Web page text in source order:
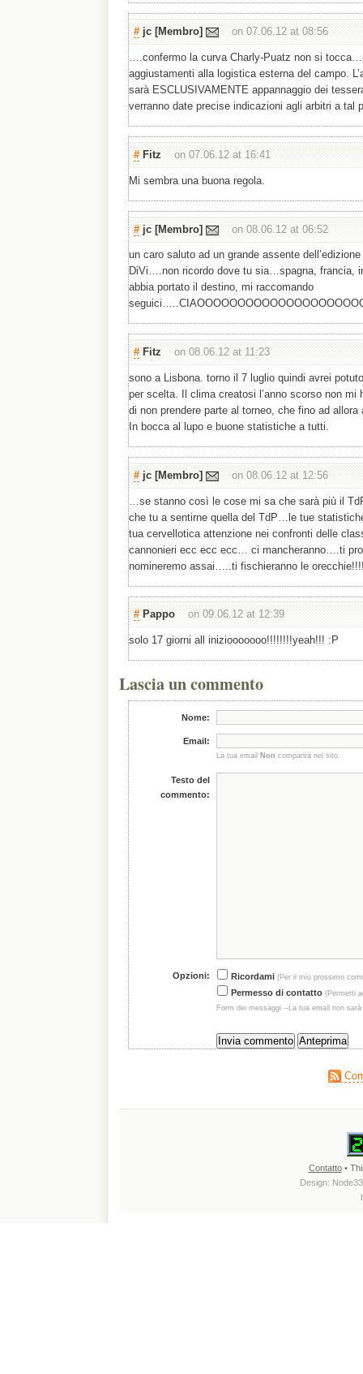
# jc [Membro] on 07.06.12 at 08:56
….confermo la curva Charly-Puatz non si
aggiustamenti alla logistica esterna del campo.
sarà ESCLUSIVAMENTE appannaggio dei
verranno date precise indicazioni agli arbitri a tal
# Fitz on 07.06.12 at 16:41
Mi sembra una buona regola.
# jc [Membro] on 08.06.12 at 06:52
un caro saluto ad un grande assente
DiVi….non ricordo dove tu sia…spagna, francia,
abbia portato il destino, mi raccomando
# Fitz on 08.06.12 at 11:23
sono a Lisbona. torno il 7 luglio quindi avrei
per scelta. Il clima creatosi l’anno scorso non
di non prendere parte al torneo, che fino ad
In bocca al lupo e buone statistiche a tutti.
# jc [Membro] on 08.06.12 at 12:56
…se stanno così le cose mi sa che sarà più il
che tu a sentirne quella del TdP…le tue
tua cervellotica attenzione nei confronti delle
cannonieri ecc ecc ecc… ci mancheranno….ti
nomineremo assai…..ti fischieranno le
# Pappo on 09.06.12 at 12:39
solo 17 giorni all iniziooooooo!!!!!!!!yeah!!! :P
Lascia un commento
Nome:
Email:
La tua email Non comparirà nel sito.
Testo del
commento:
Opzioni: Ricordami (Per il mio prossimo
Permesso di contatto (Permetti
Form dei messaggi --La tua email non
Contatto•
Design: Node33